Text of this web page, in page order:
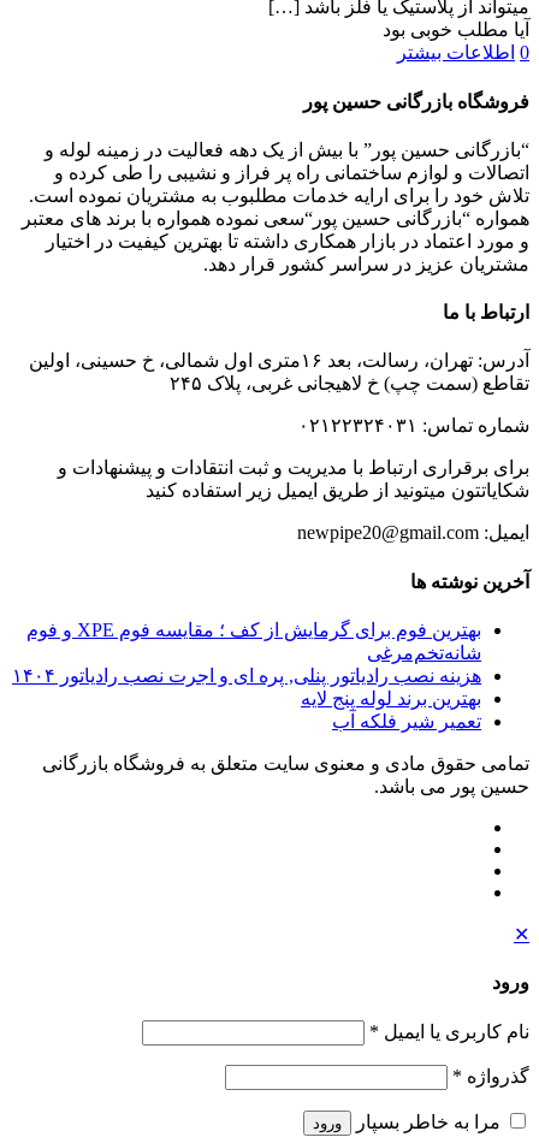
میتواند از پلاستیک یا فلز باشد […]
آیا مطلب خوبی بود
0 اطلاعات بیشتر
فروشگاه بازرگانی حسین پور
“بازرگانی حسین پور” با بیش از یک دهه فعالیت در زمینه لوله و
اتصالات و لوازم ساختمانی راه پر فراز و نشیبی را طی کرده و
تلاش خود را برای ارایه خدمات مطلبوب به مشتریان نموده است.
همواره “بازرگانی حسین پور“سعی نموده همواره با برند های معتبر
و مورد اعتماد در بازار همکاری داشته تا بهترین کیفیت در اختیار
مشتریان عزیز در سراسر کشور قرار دهد.
ارتباط با ما
آدرس: تهران، رسالت، بعد ۱۶متری اول شمالی، خ حسینی، اولین
تقاطع (سمت چپ) خ لاهیجانی غربی، پلاک ۲۴۵
شماره تماس: ۰۲۱۲۲۳۲۴۰۳۱
برای برقراری ارتباط با مدیریت و ثبت انتقادات و پیشنهادات و
شکایاتتون میتونید از طریق ایمیل زیر استفاده کنید
ایمیل: newpipe20@gmail.com
آخرین نوشته ها
بهترین فوم برای گرمایش از کف ؛ مقایسه فوم XPE و فوم
شانه‌تخم‌مرغی
هزینه نصب رادیاتور پنلی, پره ای و اجرت نصب رادیاتور ۱۴۰۴
بهترین برند لوله پنج لایه
تعمیر شیر فلکه آب
تمامی حقوق مادی و معنوی سایت متعلق به فروشگاه بازرگانی
حسین پور می باشد.
✕
ورود
نام کاربری یا ایمیل *
گذرواژه *
مرا به خاطر بسپار ورود